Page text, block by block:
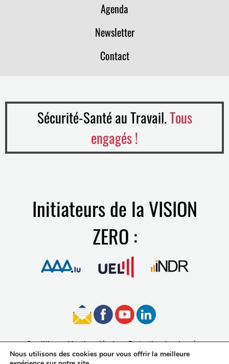
Agenda
Newsletter
Contact
Sécurité-Santé au Travail.Tous
engagés !
Initiateurs de la VISION
ZERO :
Conditions Mentions légales Protection des données
Accessibilité
Nous utilisons des cookies pour vous offrir la meilleure